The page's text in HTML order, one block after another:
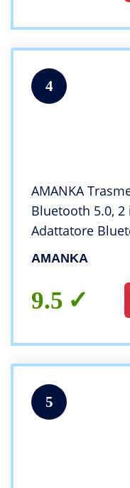
4
AMANKA
Bluetooth 5.0,
Adattatore
250mA 8 a 12
Theater
AMANKA
9.5
5